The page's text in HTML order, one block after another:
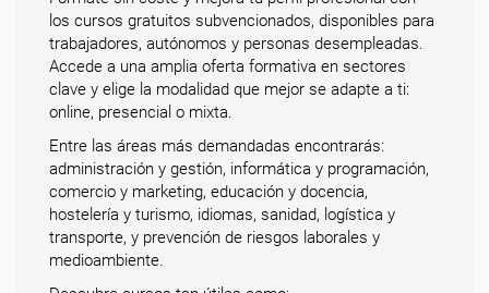
los cursos gratuitos subvencionados, disponibles para
trabajadores, autónomos y personas desempleadas.
Accede a una amplia oferta formativa en sectores
clave y elige la modalidad que mejor se adapte a ti:
online, presencial o mixta.
Entre las áreas más demandadas encontrarás:
administración y gestión, informática y programación,
comercio y marketing, educación y docencia,
hostelería y turismo, idiomas, sanidad, logística y
transporte, y prevención de riesgos laborales y
medioambiente.